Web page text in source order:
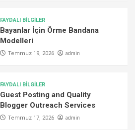
FAYDALI BİLGİLER
Bayanlar İçin Örme Bandana
Modelleri
Temmuz 19, 2026 admin
FAYDALI BİLGİLER
Guest Posting and Quality
Blogger Outreach Services
Temmuz 17, 2026 admin